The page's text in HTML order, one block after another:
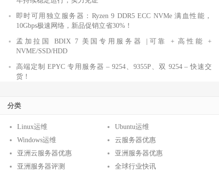
即时可用独立服务器：Ryzen 9 DDR5 ECC NVMe 满血性能，
10Gbps极速网络，新品促销立省30%！
孟加拉国 BDIX 7 美国专用服务器 |可靠 + 高性能 +
NVME/SSD/HDD
高端定制 EPYC 专用服务器 – 9254、9355P、双 9254 – 快速交
货！
分类
Linux运维
Ubuntu运维
Windows运维
云服务器优惠
亚洲云服务器优惠
亚洲服务器优惠
亚洲服务器评测
全球行业快讯